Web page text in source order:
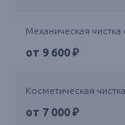
Механическая чистка
от 9 600 ₽
Косметическая
от 7 000 ₽